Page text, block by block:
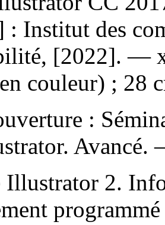
Institut des
[2022]. —
couleur) ; 28
:
Illustrator 2.